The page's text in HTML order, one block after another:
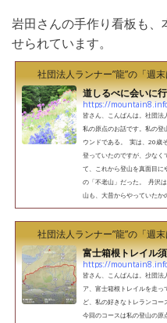
岩田さんの手作り看板も
せられています。
社団法人ランナー”龍”の「週末
道しるべに会いに
https://
皆さん、こんばんは。社団
私の原点のお話です。私の登
ウンドである。 実は、20歳
登っていたのですが、少な
て、これから登山を真面目に
の「不老山」だった。 丹沢
山も、大昔からやっていたか
社団法人ランナー”龍”の「週末
富士箱根トレイル
https://
皆さん、こんばんは。社団
ア、富士箱根トレイルを走
ど、私の好きなトレランコ
今回のコースは私の登山の原